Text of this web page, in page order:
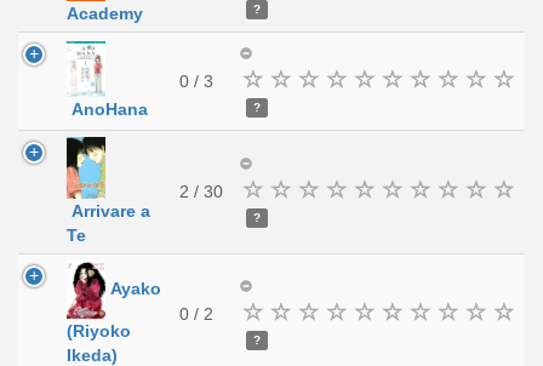
Academy ?
AnoHana
0 / 3
?
Arrivare a
Te
2 / 30
?
Ayako
(Riyoko
Ikeda)
0 / 2
?